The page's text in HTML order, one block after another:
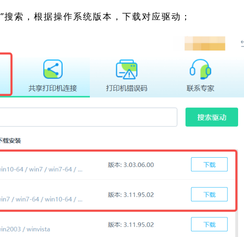
”搜索，根据操作系统版本，下载对应驱动；